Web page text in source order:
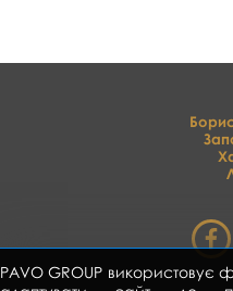
PAVO GROUP